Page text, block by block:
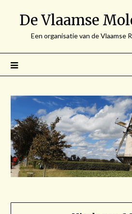
De Vlaamse
Een organisatie van de Vlaamse